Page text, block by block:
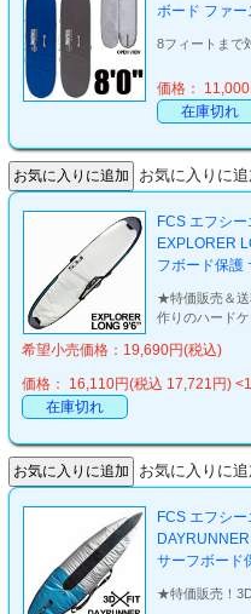
ボード ファ
8フィートまで
価格：
在庫切れ
お気に入りに
FCS エフシ
EXPLORER
フボード保護
★特価販売＆送
作りのハード
希望小売価格：19,690円(税込)
価格： 16,110円(税込 17,721円)
在庫切れ
お気に入りに
FCS エフシ
サーフボード
★特価販売！